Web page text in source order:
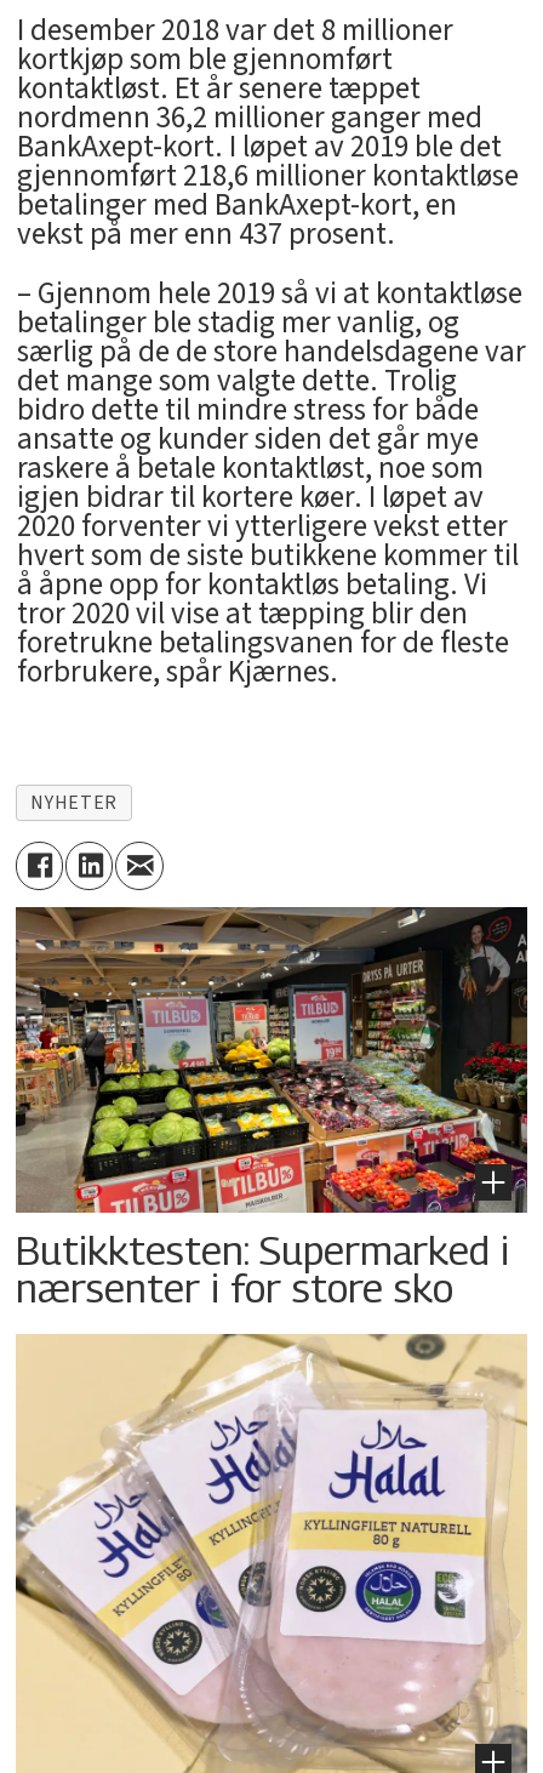
I desember 2018 var det 8 millioner
kortkjøp som ble gjennomført
kontaktløst. Et år senere tæppet
nordmenn 36,2 millioner ganger med
BankAxept-kort. I løpet av 2019 ble det
gjennomført 218,6 millioner kontaktløse
betalinger med BankAxept-kort, en
vekst på mer enn 437 prosent.
– Gjennom hele 2019 så vi at kontaktløse
betalinger ble stadig mer vanlig, og
særlig på de de store handelsdagene var
det mange som valgte dette. Trolig
bidro dette til mindre stress for både
ansatte og kunder siden det går mye
raskere å betale kontaktløst, noe som
igjen bidrar til kortere køer. I løpet av
2020 forventer vi ytterligere vekst etter
hvert som de siste butikkene kommer til
å åpne opp for kontaktløs betaling. Vi
tror 2020 vil vise at tæpping blir den
foretrukne betalingsvanen for de fleste
forbrukere, spår Kjærnes.
NYHETER
Butikktesten: Supermarked i
nærsenter i for store sko